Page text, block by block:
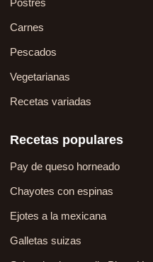
Carnes
Pescados
Vegetarianas
Recetas variadas
Recetas populares
Pay de queso horneado
Chayotes con espinas
Ejotes a la mexicana
Galletas suizas